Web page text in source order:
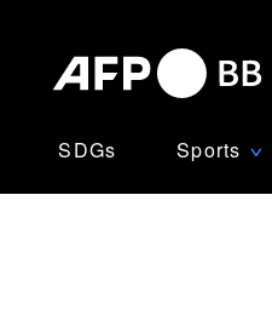
SDGs Sports ∨